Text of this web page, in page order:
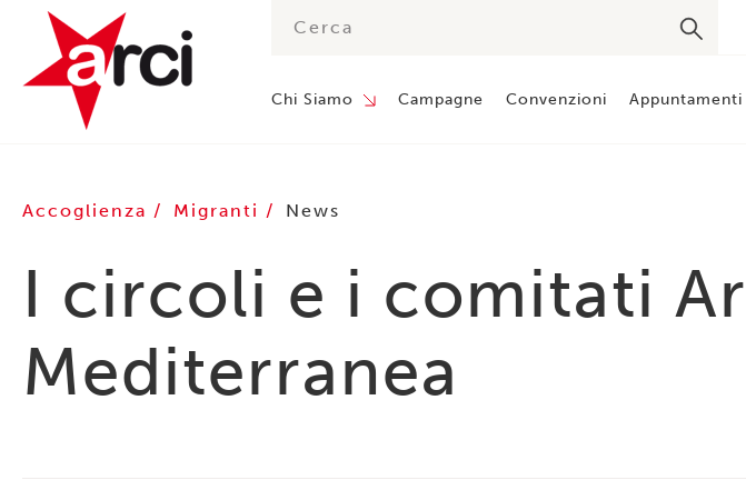
Chi Siamo Campagne Convenzioni Appuntamenti
Accoglienza Migranti News
I circoli e i comitati
Mediterranea